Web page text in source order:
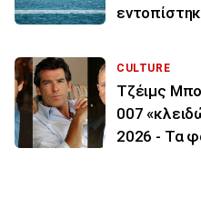
CULTURE
Τζέιμς
007
2026 - Τα